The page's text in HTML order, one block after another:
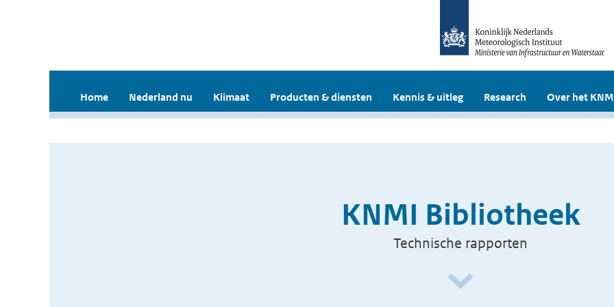
Home Nederland nu Klimaat Producten & diensten Kennis & uitleg Research Over het
KNMI Bibliotheek
Technische rapporten